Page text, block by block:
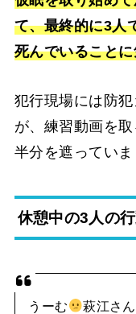
て、最終的に3人
死んでいること
犯行現場には防
が、練習動画を
半分を遮っていま
休憩中の3人の
うーむ
萩江さ